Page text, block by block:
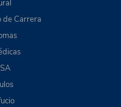
de Carrera